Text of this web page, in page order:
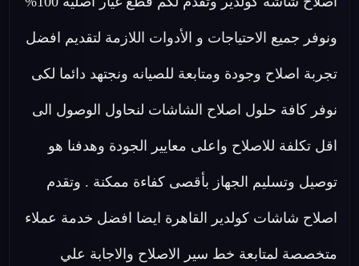
ونوفر جميع الاحتياجات و الأدوات اللازمة لتقديم افضل
تجربة اصلاح وجودة ومتابعة للصيانه ونجتهد دائما لكى
نوفر كافة حلول اصلاح الشاشات لنحاول الوصول الى
اقل تكلفة للاصلاح واعلى معايير الجودة وهدفنا هو
توصيل وتسليم الجهاز بأقصى كفاءة ممكنة . وتقدم
اصلاح شاشات كولدير القاهرة ايضا افضل خدمة عملاء
متخصصة لمتابعة خط سير الاصلاح والاجابة علي